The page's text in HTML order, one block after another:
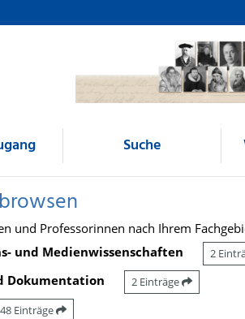
Suche
und Professorinnen nach Ihrem
und Medienwissenschaften
2
Dokumentation 2 Einträge
48 Einträge